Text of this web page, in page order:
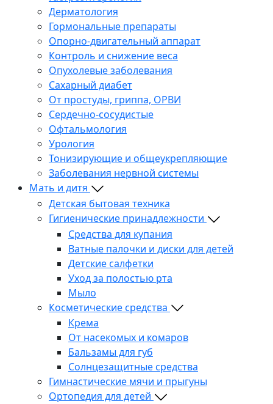
Дерматология
Гормональные препараты
Опорно-двигательный аппарат
Контроль и снижение веса
Опухолевые заболевания
Сахарный диабет
От простуды, гриппа, ОРВИ
Сердечно-сосудистые
Офтальмология
Урология
Тонизирующие и общеукрепляющие
Заболевания нервной системы
Мать и дитя
Детская бытовая техника
Гигиенические принадлежности
Средства для купания
Ватные палочки и диски для детей
Детские салфетки
Уход за полостью рта
Мыло
Косметические средства
Крема
От насекомых и комаров
Бальзамы для губ
Солнцезащитные средства
Гимнастические мячи и прыгуны
Ортопедия для детей